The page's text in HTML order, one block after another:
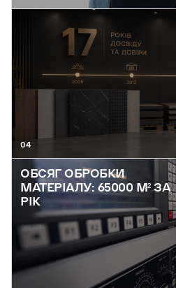
04
ОБСЯГ ОБРОБКИ
МАТЕРІАЛУ: 65000 М² ЗА
РІК